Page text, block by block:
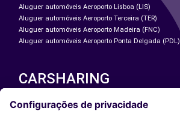
Aluguer automóveis Aeroporto Lisboa (LIS)
Aluguer automóveis Aeroporto Terceira (TER)
Aluguer automóveis Aeroporto Madeira (FNC)
Aluguer automóveis Aeroporto Ponta Delgada (PDL)
CARSHARING
NOSSAS CIDADES